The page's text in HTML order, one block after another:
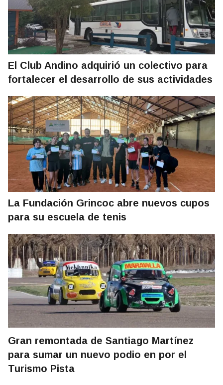
El Club Andino adquirió un colectivo para
fortalecer el desarrollo de sus actividades
La Fundación Grincoc abre nuevos cupos
para su escuela de tenis
Gran remontada de Santiago Martínez
para sumar un nuevo podio en por el
Turismo Pista